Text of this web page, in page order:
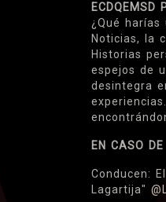
ECDQEMSD
¿Qué
Noticias, la
Historias
espejos de
desintegra
EN CASO
Conducen:
Lagartija"